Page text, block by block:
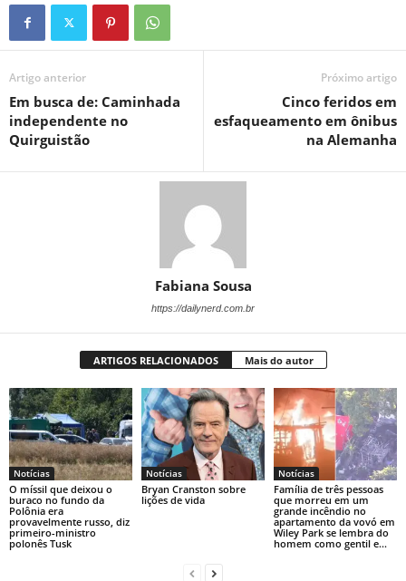
Artigo anterior
Em busca de: Caminhada
independente no
Quirguistão
Próximo artigo
Cinco feridos em
esfaqueamento em ônibus
na Alemanha
Fabiana Sousa
https://dailynerd.com.br
ARTIGOS RELACIONADOS Mais do autor
Notícias
O míssil que deixou o
buraco no fundo da
Polônia era
provavelmente russo, diz
primeiro-ministro
polonês Tusk
Notícias
Bryan Cranston sobre
lições de vida
Notícias
Família de três pessoas
que morreu em um
grande incêndio no
apartamento da vovó em
Wiley Park se lembra do
homem como gentil e...